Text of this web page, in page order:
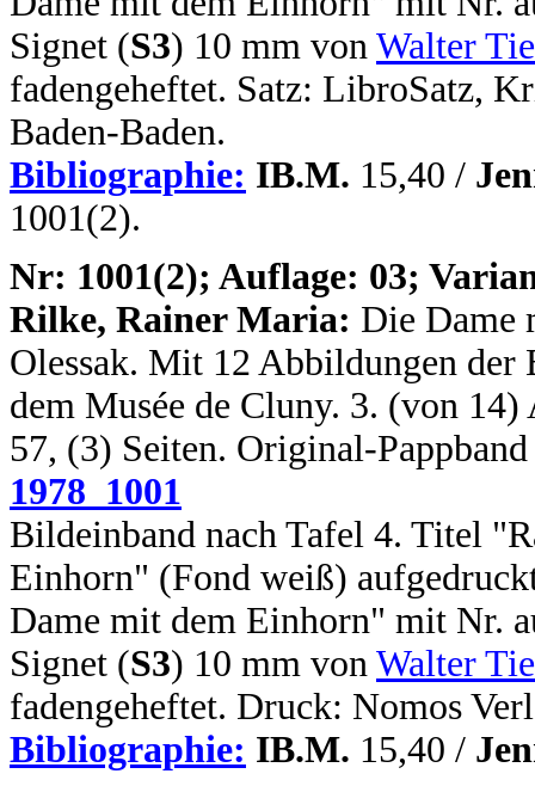
Signet (S3) 10 mm von Walter
fadengeheftet. Satz: LibroSatz,
Baden-Baden.
Bibliographie: IB.M. 15,40 /
1001(2).
Nr: 1001(2); Auflage: 03;
Rilke, Rainer Maria: Die Dame
Olessak. Mit 12 Abbildungen
dem Musée de Cluny. 3. (von
57, (3) Seiten. Original-
1978_1001
Bildeinband nach Tafel 4. Titel
Einhorn" (Fond weiß)
Dame mit dem Einhorn" mit Nr.
Signet (S3) 10 mm von Walter
fadengeheftet. Druck: Nomos
Bibliographie: IB.M. 15,40 /